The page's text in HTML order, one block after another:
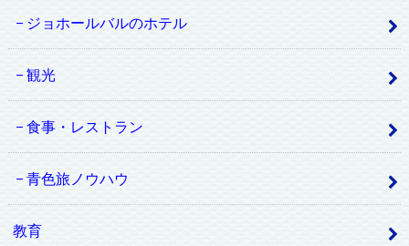
ジョホールバルのホテル
観光
食事・レストラン
青色旅ノウハウ
教育